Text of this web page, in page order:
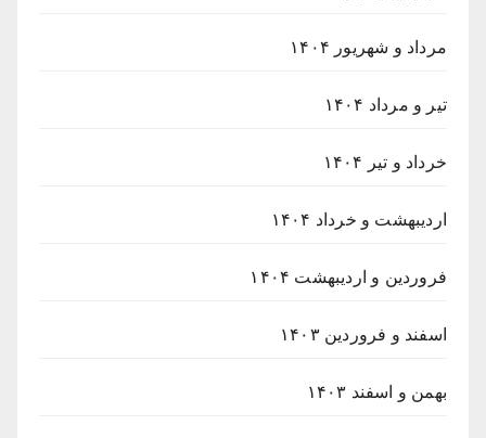
مرداد و شهریور ۱۴۰۴
تیر و مرداد ۱۴۰۴
خرداد و تیر ۱۴۰۴
اردیبهشت و خرداد ۱۴۰۴
فروردین و اردیبهشت ۱۴۰۴
اسفند و فروردین ۱۴۰۳
بهمن و اسفند ۱۴۰۳